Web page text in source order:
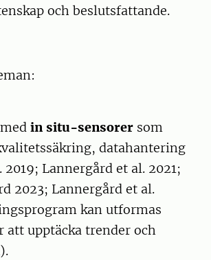
och beslutsfattande.
in situ-sensorer som
datahantering
Lannergård et al. 2021;
2023; Lannergård et al.
kan utformas
upptäcka trender och